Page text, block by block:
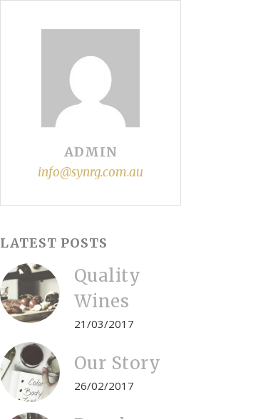
ADMIN
info@synrg.com.au
LATEST POSTS
Quality
Wines
21/03/2017
Our Story
26/02/2017